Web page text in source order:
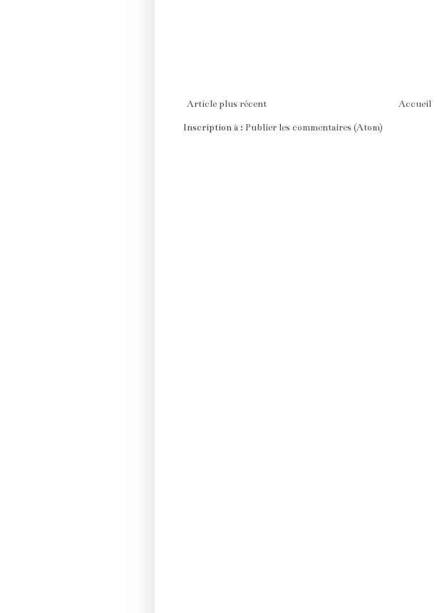
Article plus récent Accueil
Inscription à : Publier les commentaires (Atom)